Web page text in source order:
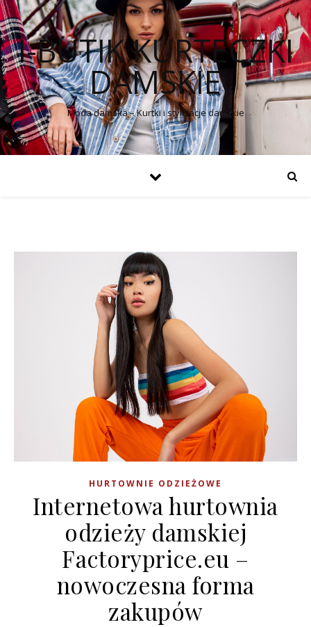
I-BUTIK KURTECZKI
DAMSKIE
Moda damska – Kurtki i stylizacje damskie
HURTOWNIE ODZIEŻOWE
Internetowa hurtownia
odzieży damskiej
Factoryprice.eu –
nowoczesna forma
zakupów